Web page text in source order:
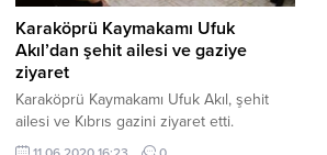
Karaköprü Kaymakamı Ufuk
Akıl’dan şehit ailesi ve gaziye
ziyaret
Karaköprü Kaymakamı Ufuk Akıl, şehit
ailesi ve Kıbrıs gazini ziyaret etti.